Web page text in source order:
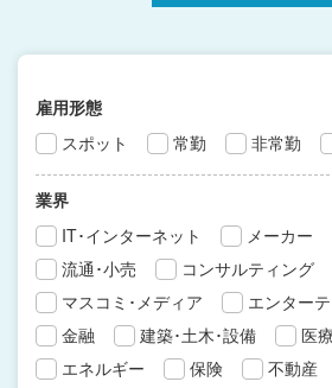
雇用形態
スポット
常勤 非常勤
業界
IT･インターネット
メーカー
流通･小売
コンサルティング
マスコミ･メディア
エンター
金融
建築･土木･設備
医
エネルギー
保険 不動産